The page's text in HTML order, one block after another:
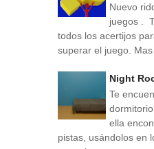
Nuevo
juegos .
todos los acertijos
superar el juego. Mas
Night
Te
ella
pistas, usándolos en